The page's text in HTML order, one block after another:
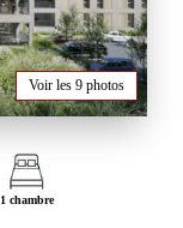
Voir les 9 photos
1 chambre